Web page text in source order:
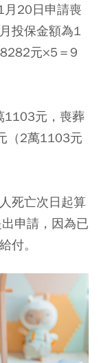
月20日申請喪
投保金額為1
元×5＝9
1103元，喪葬
（2萬1103元
死亡次日起算
申請，因為已
付。